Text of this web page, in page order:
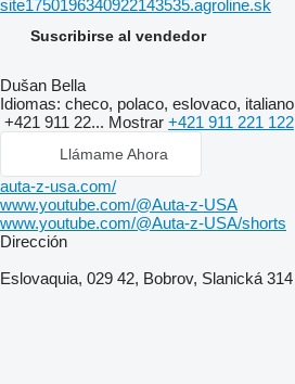
site1750196340922143535.agroline.sk
Suscribirse al vendedor
Dušan Bella
Idiomas: checo, polaco, eslovaco, italiano
+421 911 22... Mostrar +421 911 221 122
Llámame Ahora
auta-z-usa.com/
www.youtube.com/@Auta-z-USA
www.youtube.com/@Auta-z-USA/shorts
Dirección
Eslovaquia, 029 42, Bobrov, Slanická 314